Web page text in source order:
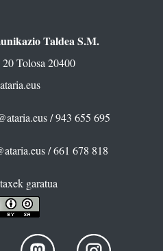
Taldea S.M.
20 Tolosa 20400
/ 943 655 695
/ 661 678 818
garatua